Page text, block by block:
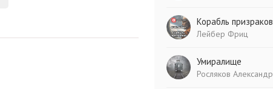
Корабль призраков
Лейбер Фриц
Умиралище
Росляков Александр